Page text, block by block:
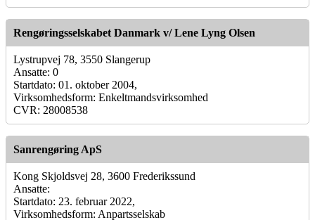
Rengøringsselskabet Danmark v/ Lene Lyng Olsen
Lystrupvej 78, 3550 Slangerup
Ansatte: 0
Startdato: 01. oktober 2004,
Virksomhedsform: Enkeltmandsvirksomhed
CVR: 28008538
Sanrengøring ApS
Kong Skjoldsvej 28, 3600 Frederikssund
Ansatte:
Startdato: 23. februar 2022,
Virksomhedsform: Anpartsselskab